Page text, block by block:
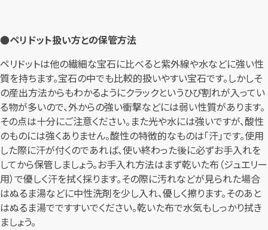
●ペリドット扱い方との保管方法
ペリドットは他の繊細な宝石に比べると紫外線や水などに強い性
質を持ちます。宝石の中でも比較的扱いやすい宝石です。しかしそ
の産出方法からもわかるようにクラックというひび割れが入ってい
る物が多いので、外からの強い衝撃などには弱い性質があります。
その点は十分にご注意ください。また光や水には強いですが、酸性
のものには強くありません。酸性の特徴的なものは「汗」です。使用
した際に汗が付くのであれば、使い終わった後に必ずお手入れを
してから保管しましょう。お手入れ方法はまず乾いた布（ジュエリー
用）で優しく汗を拭く採ります。その際に汚れなどが見られた場合
はぬるま湯などに中性洗剤を少し入れ、優しく擦ります。そのあと
はぬるま湯でですすいでください。乾いた布で水気もしっかり拭き
ましょう。